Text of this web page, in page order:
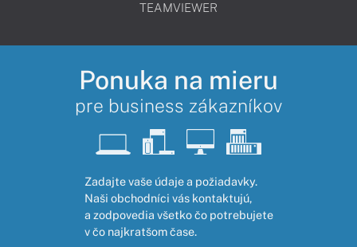
TEAMVIEWER
Ponuka na mieru
pre business zákazníkov
Zadajte vaše údaje a požiadavky.
Naši obchodníci vás kontaktujú,
a zodpovedia všetko čo potrebujete
v čo najkratšom čase.